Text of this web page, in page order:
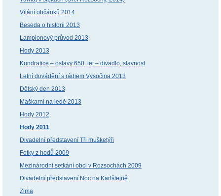
Vítání občánků 2014
Beseda o historii 2013
Lampionový průvod 2013
Hody 2013
Kundratice – oslavy 650. let – divadlo, slavnost
Letní dovádění s rádiem Vysočina 2013
Dětský den 2013
Maškarní na ledě 2013
Hody 2012
Hody 2011
Divadelní představení Tři mušketýři
Fotky z hodů 2009
Mezinárodní setkání obci v Rozsochách 2009
Divadelní představení Noc na Karlštejně
Zima